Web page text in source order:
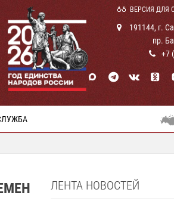
ВЕРСИЯ ДЛЯ
191144, г.
пр.
+7
ЛЕНТА НОВОСТЕЙ